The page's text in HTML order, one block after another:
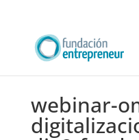
webinar-